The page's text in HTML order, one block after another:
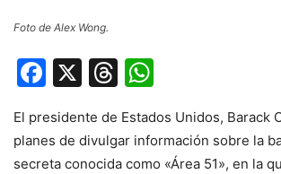
Foto de Alex Wong.
Facebook
X Threads
El presidente de Estados Unidos, Barack
planes de divulgar información sobre la
secreta conocida como «Área 51», en la